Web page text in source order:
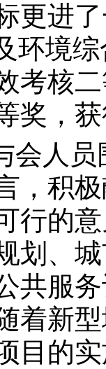
更进
环境
考核
奖，
会人
，积
行的
划、
共服
着新
目的